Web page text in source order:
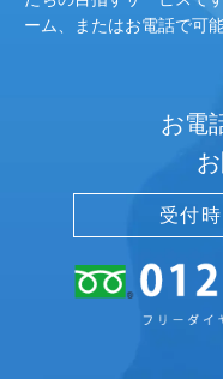
ーム、またはお電話で可能
お電
受付